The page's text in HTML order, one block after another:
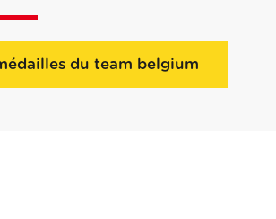
du team belgium